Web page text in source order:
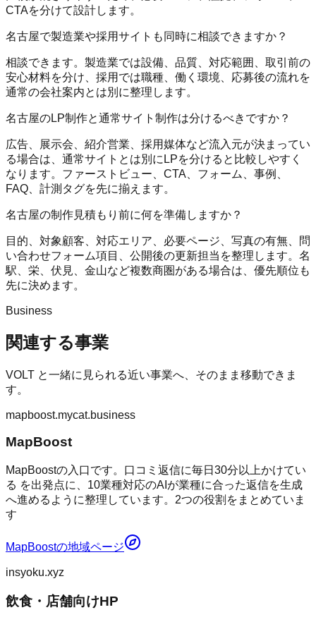
CTAを分けて設計します。
名古屋で製造業や採用サイトも同時に相談できますか？
相談できます。製造業では設備、品質、対応範囲、取引前の
安心材料を分け、採用では職種、働く環境、応募後の流れを
通常の会社案内とは別に整理します。
名古屋のLP制作と通常サイト制作は分けるべきですか？
広告、展示会、紹介営業、採用媒体など流入元が決まってい
る場合は、通常サイトとは別にLPを分けると比較しやすく
なります。ファーストビュー、CTA、フォーム、事例、
FAQ、計測タグを先に揃えます。
名古屋の制作見積もり前に何を準備しますか？
目的、対象顧客、対応エリア、必要ページ、写真の有無、問
い合わせフォーム項目、公開後の更新担当を整理します。名
駅、栄、伏見、金山など複数商圏がある場合は、優先順位も
先に決めます。
Business
関連する事業
VOLT と一緒に見られる近い事業へ、そのまま移動できま
す。
mapboost.mycat.business
MapBoost
MapBoostの入口です。口コミ返信に毎日30分以上かけてい
る を出発点に、10業種対応のAIが業種に合った返信を生成
へ進めるように整理しています。2つの役割をまとめていま
す
MapBoostの地域ページ
insyoku.xyz
飲食・店舗向けHP